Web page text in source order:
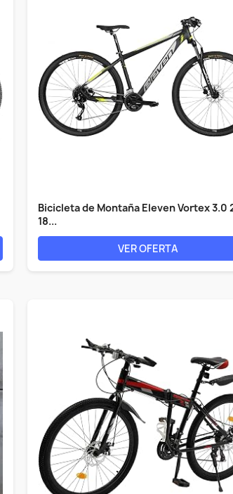
Bicicleta de Montaña Eleven Vortex 3.0
18...
VER OFERTA